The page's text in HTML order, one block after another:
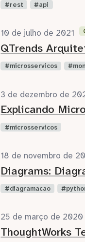
rest api
10 de julho de 2021
QTrends
microsservicos
3 de dezembro de
Explicando
microsservicos
18 de novembro de
Diagrams:
diagramacao
25 de março de 2020
ThoughtWorks